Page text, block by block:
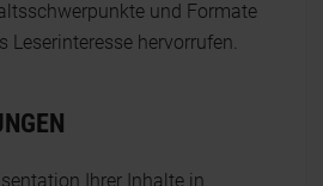
und Formate
Leserinteresse hervorrufen.
Ihrer Inhalte in